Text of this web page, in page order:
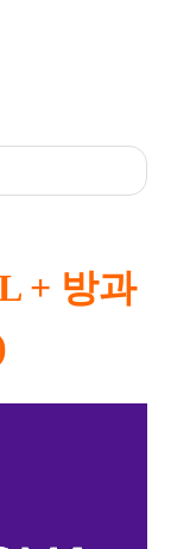
+ 방과